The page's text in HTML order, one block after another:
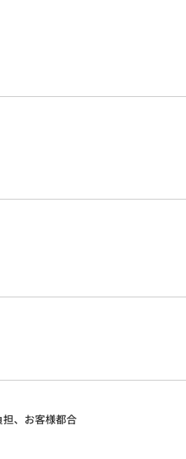
、お客様都合